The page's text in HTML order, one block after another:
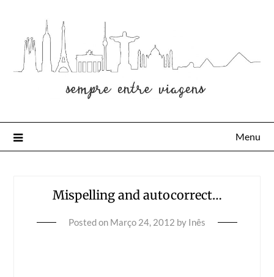
Menu
Mispelling and autocorrect…
Posted on Março 24, 2012 by Inês